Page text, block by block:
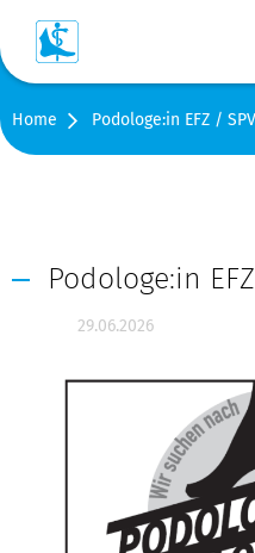
Kontakt
Stellen-/
Suche
Home Podologe:in EFZ /
Podologe:in
29.06.2026